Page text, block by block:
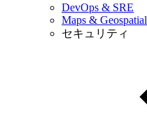
DevOps & SRE
Maps & Geospatial
セキュリティ